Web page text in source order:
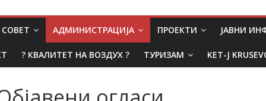
СОВЕТ АДМИНИСТРАЦИЈА ПРОЕКТИ ЈАВНИ
? КВАЛИТЕТ НА ВОЗДУХ ? ТУРИЗАМ KET-J